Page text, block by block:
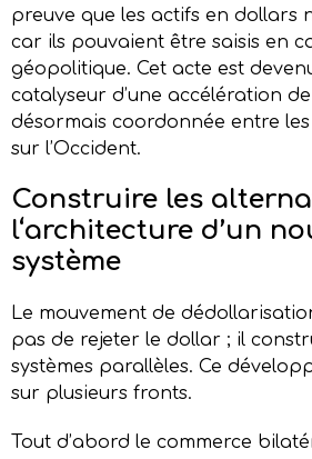
preuve que les actifs en dollars
car ils pouvaient être saisis en
géopolitique. Cet acte est
catalyseur d’une accélération
désormais coordonnée entre
sur l’Occident.
Construire les a
l‘architecture d’un n
système
Le mouvement de
pas de rejeter le dollar ; il
systèmes parallèles. Ce
sur plusieurs fronts.
Tout d’abord le commerce